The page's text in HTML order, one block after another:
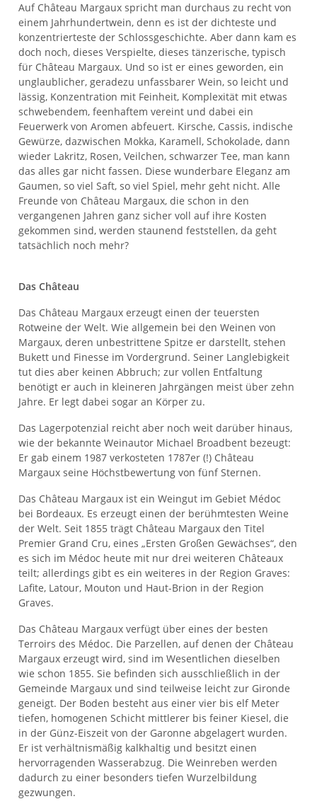
Auf Château Margaux spricht man durchaus zu recht von
einem Jahrhundertwein, denn es ist der dichteste und
konzentrierteste der Schlossgeschichte. Aber dann kam es
doch noch, dieses Verspielte, dieses tänzerische, typisch
für Château Margaux. Und so ist er eines geworden, ein
unglaublicher, geradezu unfassbarer Wein, so leicht und
lässig, Konzentration mit Feinheit, Komplexität mit etwas
schwebendem, feenhaftem vereint und dabei ein
Feuerwerk von Aromen abfeuert. Kirsche, Cassis, indische
Gewürze, dazwischen Mokka, Karamell, Schokolade, dann
wieder Lakritz, Rosen, Veilchen, schwarzer Tee, man kann
das alles gar nicht fassen. Diese wunderbare Eleganz am
Gaumen, so viel Saft, so viel Spiel, mehr geht nicht. Alle
Freunde von Château Margaux, die schon in den
vergangenen Jahren ganz sicher voll auf ihre Kosten
gekommen sind, werden staunend feststellen, da geht
tatsächlich noch mehr?
Das Château
Das Château Margaux erzeugt einen der teuersten
Rotweine der Welt. Wie allgemein bei den Weinen von
Margaux, deren unbestrittene Spitze er darstellt, stehen
Bukett und Finesse im Vordergrund. Seiner Langlebigkeit
tut dies aber keinen Abbruch; zur vollen Entfaltung
benötigt er auch in kleineren Jahrgängen meist über zehn
Jahre. Er legt dabei sogar an Körper zu.
Das Lagerpotenzial reicht aber noch weit darüber hinaus,
wie der bekannte Weinautor Michael Broadbent bezeugt:
Er gab einem 1987 verkosteten 1787er (!) Château
Margaux seine Höchstbewertung von fünf Sternen.
Das Château Margaux ist ein Weingut im Gebiet Médoc
bei Bordeaux. Es erzeugt einen der berühmtesten Weine
der Welt. Seit 1855 trägt Château Margaux den Titel
Premier Grand Cru, eines „Ersten Großen Gewächses“, den
es sich im Médoc heute mit nur drei weiteren Châteaux
teilt; allerdings gibt es ein weiteres in der Region Graves:
Lafite, Latour, Mouton und Haut-Brion in der Region
Graves.
Das Château Margaux verfügt über eines der besten
Terroirs des Médoc. Die Parzellen, auf denen der Château
Margaux erzeugt wird, sind im Wesentlichen dieselben
wie schon 1855. Sie befinden sich ausschließlich in der
Gemeinde Margaux und sind teilweise leicht zur Gironde
geneigt. Der Boden besteht aus einer vier bis elf Meter
tiefen, homogenen Schicht mittlerer bis feiner Kiesel, die
in der Günz-Eiszeit von der Garonne abgelagert wurden.
Er ist verhältnismäßig kalkhaltig und besitzt einen
hervorragenden Wasserabzug. Die Weinreben werden
dadurch zu einer besonders tiefen Wurzelbildung
gezwungen.